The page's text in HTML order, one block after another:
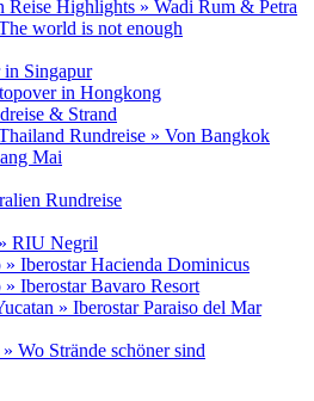
Reise Highlights » Wadi Rum & Petra
world is not enough
in Singapur
in Hongkong
& Strand
Rundreise » Von Bangkok
Mai
Rundreise
RIU Negril
Iberostar Hacienda Dominicus
Iberostar Bavaro Resort
» Iberostar Paraiso del Mar
Wo Strände schöner sind